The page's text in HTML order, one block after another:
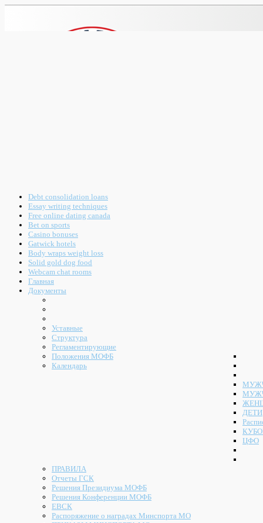
Debt consolidation loans
Essay writing techniques
Free online dating canada
Bet on sports
Casino bonuses
Gatwick hotels
Body wraps weight loss
Solid gold dog food
Webcam chat rooms
Главная
Документы
Уставные
Структура
Регламентирующие
Положения МОФБ
Календарь
ДЕТИ
ЦФО
ПРАВИЛА
Отчеты ГСК
Решения Президиума МОФБ
Решения Конференции МОФБ
ЕВСК
Распоряжение о наградах Минспорта МО